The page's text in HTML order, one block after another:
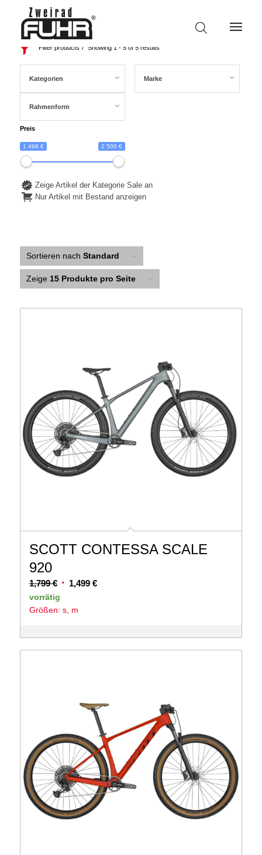
Filter products Showing 1 - 5 of 5 results
Kategorien Marke
Rahmenform
Preis
1 499 € 2 500 €
Zeige Artikel der Kategorie Sale an
Nur Artikel mit Bestand anzeigen
Sortieren nach Standard
Zeige 15 Produkte pro Seite
SCOTT CONTESSA SCALE
920
1,799€ Ursprünglicher
Preis
war:
1,499 €Aktueller
vorrätig
Größen: s, m